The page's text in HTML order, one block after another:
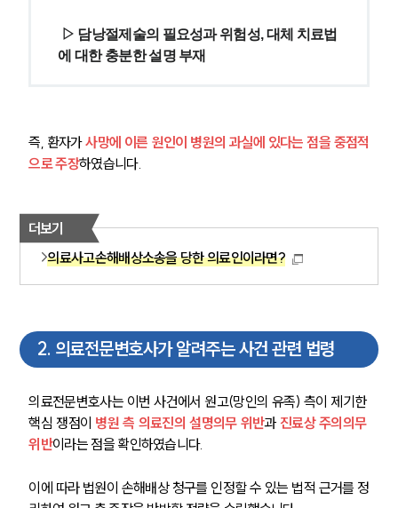
에 대한 충분한 설명 부재
즉, 환자가 사망에 이른 원인이 병원의 과실에 있다는 점을 중점적
으로 주장하였습니다.
더보기
의료사고손해배상소송을 당한 의료인이라면?
2. 의료전문변호사가 알려주는 사건 관련 법령
의료전문변호사는 이번 사건에서 원고(망인의 유족) 측이 제기한
핵심 쟁점이 병원 측 의료진의 설명의무 위반과 진료상 주의의무
위반이라는 점을 확인하였습니다.
이에 따라 법원이 손해배상 청구를 인정할 수 있는 법적 근거를 정